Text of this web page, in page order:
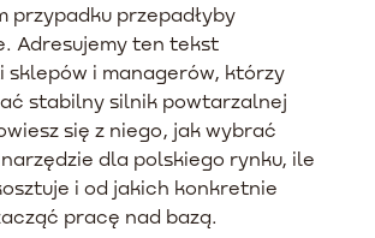
przypadku przepadłyby
Adresujemy ten tekst
sklepów i managerów, którzy
stabilny silnik powtarzalnej
się z niego, jak wybrać
dla polskiego rynku, ile
i od jakich konkretnie
pracę nad bazą.